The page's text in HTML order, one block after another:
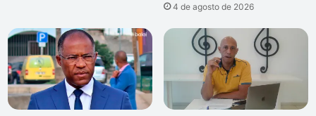
4 de agosto de 2026